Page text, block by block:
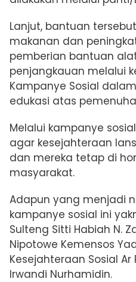
Lanjut, bantuan
makanan dan
pemberian bantuan
penjangkauan melalui
Kampanye Sosial
edukasi atas
Melalui kampanye
agar kesejahteraan
dan mereka tetap di
masyarakat.
Adapun yang menjadi
kampanye sosial ini
Sulteng Sitti Habiah N.
Nipotowe Kemensos
Kesejahteraan Sosial
Irwandi Nurhamidin.